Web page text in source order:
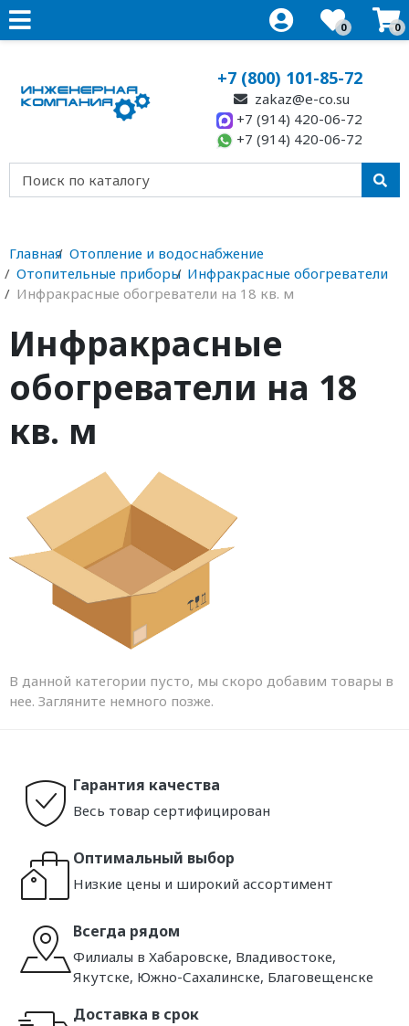
0 0
+7 (800) 101-85-72
zakaz@e-co.su
+7 (914) 420-06-72
+7 (914) 420-06-72
Главная Отопление и водоснабжение
Отопительные приборы Инфракрасные обогреватели
Инфракрасные обогреватели на 18 кв. м
Инфракрасные
обогреватели на 18
кв. м
В данной категории пусто, мы скоро добавим товары в
нее. Загляните немного позже.
Гарантия качества
Весь товар сертифицирован
Оптимальный выбор
Низкие цены и широкий ассортимент
Всегда рядом
Филиалы в Хабаровске, Владивостоке,
Якутске, Южно-Сахалинске, Благовещенске
Доставка в срок